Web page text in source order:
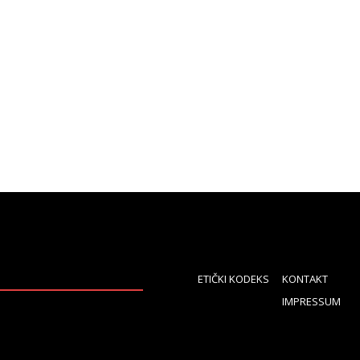
ETIČKI KODEKS
KONTAKT
IMPRESSUM